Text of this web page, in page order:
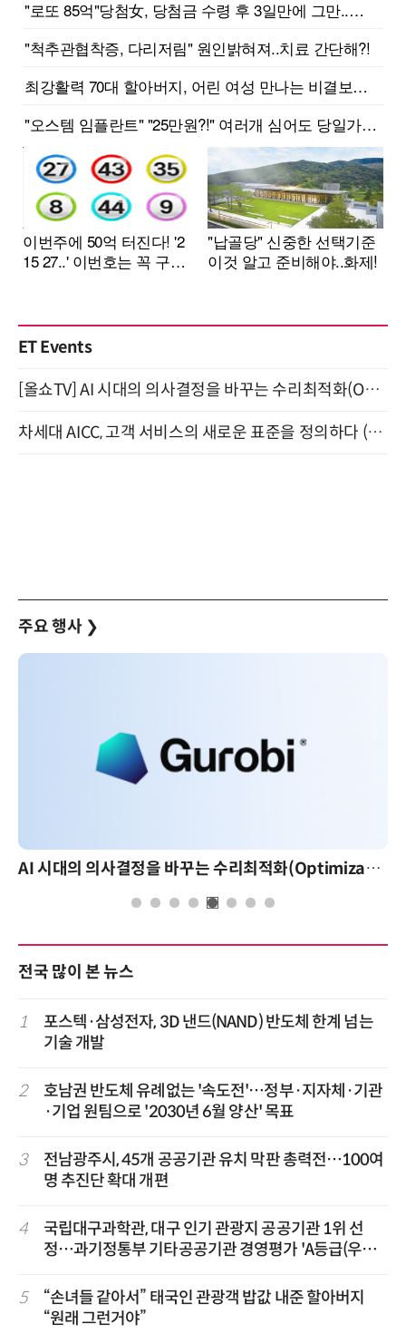
ET Events
[올쇼TV] AI 시대의 의사결정을 바꾸는 수리최적화(Optimization) 소개 (8/20 생방송)
차세대 AICC, 고객 서비스의 새로운 표준을 정의하다 (9/9)
주요 행사 ❯
AI 시대의 의사결정을 바꾸는 수리최적화(Optimization): 실제 산업 적용 사례와 활용 전략
전국 많이 본 뉴스
1
포스텍·삼성전자, 3D 낸드(NAND) 반도체 한계 넘는
기술 개발
2
호남권 반도체 유례없는 '속도전'…정부·지자체·기관
·기업 원팀으로 '2030년 6월 양산' 목표
3
전남광주시, 45개 공공기관 유치 막판 총력전…100여
명 추진단 확대 개편
4
국립대구과학관, 대구 인기 관광지 공공기관 1위 선
정…과기정통부 기타공공기관 경영평가 'A등급(우수)'
5
“손녀들 같아서” 태국인 관광객 밥값 내준 할아버지
“원래 그런거야”